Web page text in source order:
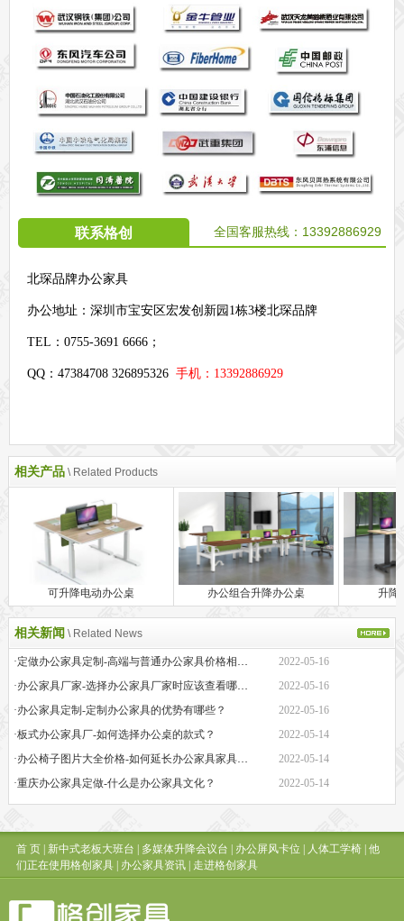
联系格创 全国客服热线： 13392886929
北琛品牌办公家具
办公地址： 深圳市宝安区宏发创新园1栋3楼北琛品牌
TEL：0755-3691 6666；
QQ：47384708 326895326 手机：13392886929
相关产品 \ Related Products
可升降电动办公桌 办公组合升降办公桌 升降
相关新闻 \ Related News
2022-05-16
·办公家具厂家-选择办公家具厂家时应该查看哪些方面？
2022-05-16
·办公家具定制-定制办公家具的优势有哪些？
2022-05-16
·板式办公家具厂-如何选择办公桌的款式？
2022-05-14
·办公椅子图片大全价格-如何延长办公家具家具的保质期？
2022-05-14
·重庆办公家具定做-什么是办公家具文化？
2022-05-14
首 页| 新中式老板大班台 | 多媒体升降会议台 | 办公屏风卡位 | 人体工学椅| 他
们正在使用格创家具| 办公家具资讯| 走进格创家具